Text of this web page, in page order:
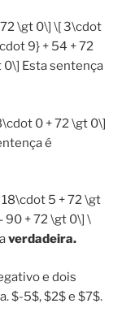
\gt 0\] \[ 3\cdot
9} + 54 + 72
0\] Esta sentença
0 + 72 \gt 0\]
é
5 + 72 \gt
90 + 72 \gt 0\] \
verdadeira.
e dois
$-5$, $2$ e $7$.